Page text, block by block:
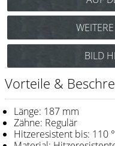
e-kwip
Kämme
Fejic
e-kwip
Bürsten
Y.S. Park Flex Carbon
(schwarz) Art.Nr.:
(weiß) Art.Nr.: 85Y254w
BILD
Vorteile &
Länge: 187 mm
Zähne: Regulär
Hitzeresistent bis: 110